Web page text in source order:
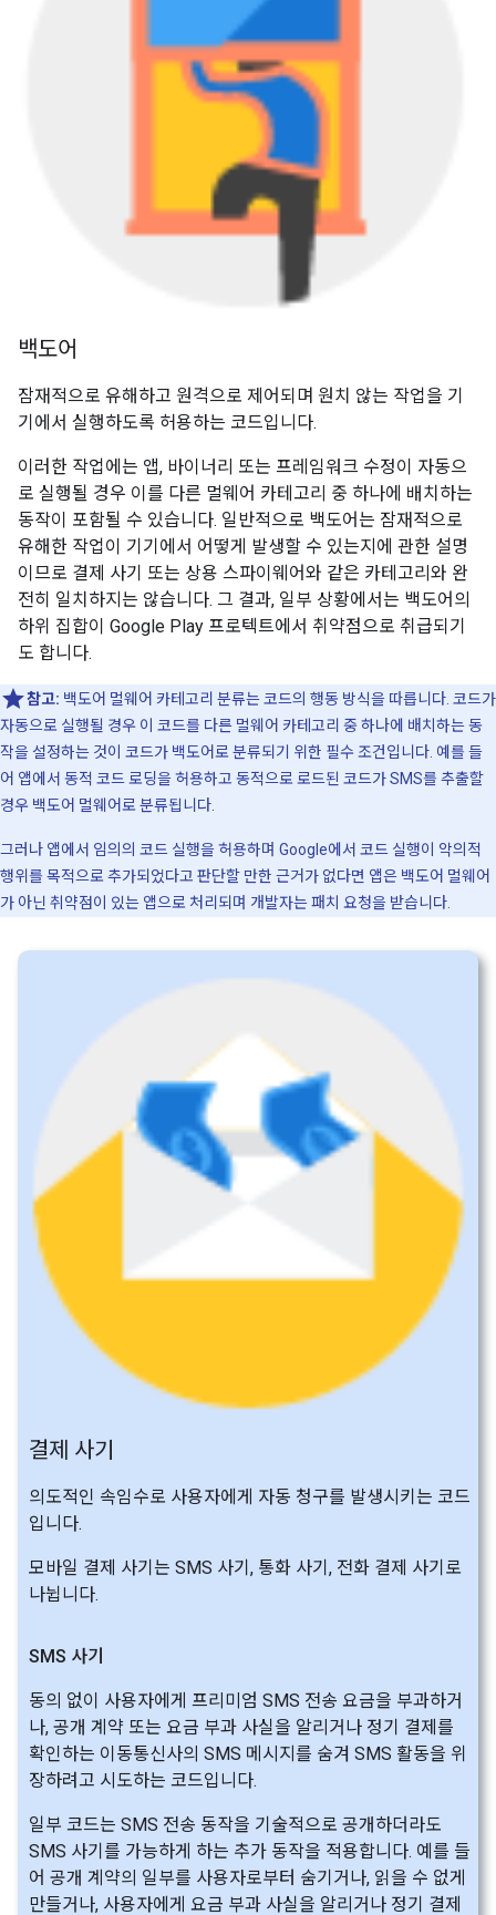
백도어
잠재적으로 유해하고 원격으로 제어되며 원치 않는 작업을 기
기에서 실행하도록 허용하는 코드입니다.
이러한 작업에는 앱, 바이너리 또는 프레임워크 수정이 자동으
로 실행될 경우 이를 다른 멀웨어 카테고리 중 하나에 배치하는
동작이 포함될 수 있습니다. 일반적으로 백도어는 잠재적으로
유해한 작업이 기기에서 어떻게 발생할 수 있는지에 관한 설명
이므로 결제 사기 또는 상용 스파이웨어와 같은 카테고리와 완
전히 일치하지는 않습니다. 그 결과, 일부 상황에서는 백도어의
하위 집합이 Google Play 프로텍트에서 취약점으로 취급되기
도 합니다.
참고: 백도어 멀웨어 카테고리 분류는 코드의 행동 방식을 따릅니다. 코드가
자동으로 실행될 경우 이 코드를 다른 멀웨어 카테고리 중 하나에 배치하는 동
작을 설정하는 것이 코드가 백도어로 분류되기 위한 필수 조건입니다. 예를 들
어 앱에서 동적 코드 로딩을 허용하고 동적으로 로드된 코드가 SMS를 추출할
경우 백도어 멀웨어로 분류됩니다.
그러나 앱에서 임의의 코드 실행을 허용하며 Google에서 코드 실행이 악의적
행위를 목적으로 추가되었다고 판단할 만한 근거가 없다면 앱은 백도어 멀웨어
가 아닌 취약점이 있는 앱으로 처리되며 개발자는 패치 요청을 받습니다.
결제 사기
의도적인 속임수로 사용자에게 자동 청구를 발생시키는 코드
입니다.
모바일 결제 사기는 SMS 사기, 통화 사기, 전화 결제 사기로
나뉩니다.
SMS 사기
동의 없이 사용자에게 프리미엄 SMS 전송 요금을 부과하거
나, 공개 계약 또는 요금 부과 사실을 알리거나 정기 결제를
확인하는 이동통신사의 SMS 메시지를 숨겨 SMS 활동을 위
장하려고 시도하는 코드입니다.
일부 코드는 SMS 전송 동작을 기술적으로 공개하더라도
SMS 사기를 가능하게 하는 추가 동작을 적용합니다. 예를 들
어 공개 계약의 일부를 사용자로부터 숨기거나, 읽을 수 없게
만들거나, 사용자에게 요금 부과 사실을 알리거나 정기 결제